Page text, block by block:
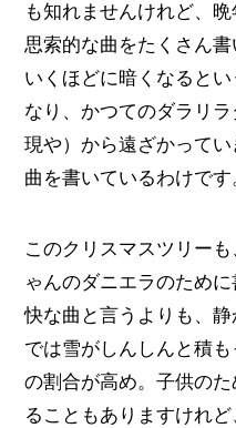
も知れませんけれど、
思索的な曲をたくさん
いくほどに暗くなると
なり、かつてのダラリ
現や）から遠ざかって
曲を書いているわけです
このクリスマスツリー
ゃんのダニエラのため
快な曲と言うよりも、
では雪がしんしんと積
の割合が高め。子供の
ることもありますけれ